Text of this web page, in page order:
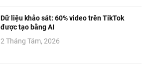
Dữ liệu khảo sát: 60% video trên TikTok
được tạo bằng AI
2 Tháng Tám, 2026